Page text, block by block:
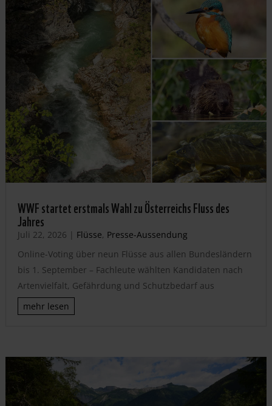
WWF startet erstmals Wahl zu Österreichs Fluss des
Jahres
Juli 22, 2026 | Flüsse, Presse-Aussendung
Online-Voting über neun Flüsse aus allen Bundesländern
bis 1. September – Fachleute wählten Kandidaten nach
Artenvielfalt, Gefährdung und Schutzbedarf aus
mehr lesen